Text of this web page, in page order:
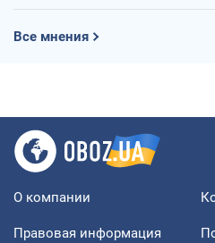
Все мнения
О компании
Правовая информация